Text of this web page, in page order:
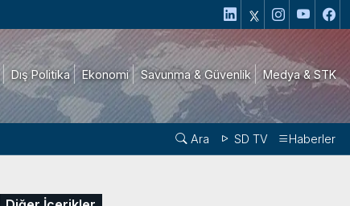
Dış Politika Ekonomi Savunma & Güvenlik Medya & STK
Ara SD TV Haberler